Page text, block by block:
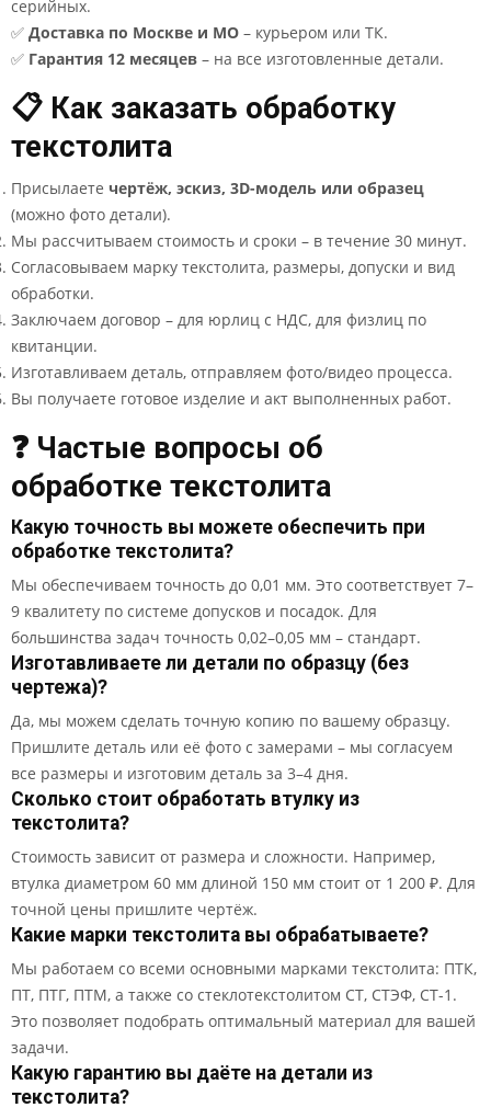
серийных.
✅ Доставка по Москве и МО – курьером или ТК.
✅ Гарантия 12 месяцев – на все изготовленные детали.
📋 Как заказать обработку
текстолита
Присылаете чертёж, эскиз, 3D-модель или образец
(можно фото детали).
Мы рассчитываем стоимость и сроки – в течение 30 минут.
Согласовываем марку текстолита, размеры, допуски и вид
обработки.
Заключаем договор – для юрлиц с НДС, для физлиц по
квитанции.
Изготавливаем деталь, отправляем фото/видео процесса.
Вы получаете готовое изделие и акт выполненных работ.
❓ Частые вопросы об
обработке текстолита
Какую точность вы можете обеспечить при
обработке текстолита?
Мы обеспечиваем точность до 0,01 мм. Это соответствует 7–
9 квалитету по системе допусков и посадок. Для
большинства задач точность 0,02–0,05 мм – стандарт.
Изготавливаете ли детали по образцу (без
чертежа)?
Да, мы можем сделать точную копию по вашему образцу.
Пришлите деталь или её фото с замерами – мы согласуем
все размеры и изготовим деталь за 3–4 дня.
Сколько стоит обработать втулку из
текстолита?
Стоимость зависит от размера и сложности. Например,
втулка диаметром 60 мм длиной 150 мм стоит от 1 200 ₽. Для
точной цены пришлите чертёж.
Какие марки текстолита вы обрабатываете?
Мы работаем со всеми основными марками текстолита: ПТК,
ПТ, ПТГ, ПТМ, а также со стеклотекстолитом СТ, СТЭФ, СТ-1.
Это позволяет подобрать оптимальный материал для вашей
задачи.
Какую гарантию вы даёте на детали из
текстолита?